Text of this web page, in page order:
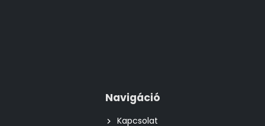
Navigáció
Kapcsolat